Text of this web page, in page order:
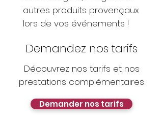
autres produits provençaux
lors de vos événements !
Demandez nos tarifs
Découvrez nos tarifs et nos
prestations complémentaires
Demander nos tarifs